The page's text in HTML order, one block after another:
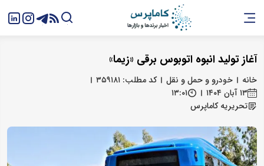
آغاز تولید انبوه اتوبوس برقی «زیما»
خانه خودرو و حمل و نقل
کد مطلب: ۳۵۹۱۸۱
۱۳ آبان ۱۴۰۴
۱۳:۰۱
تحریریه کاماپرس